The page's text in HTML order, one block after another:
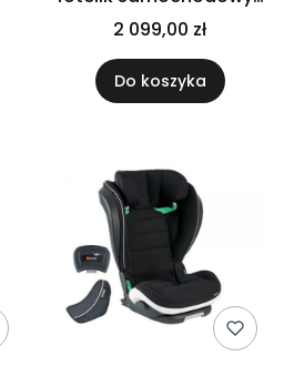
6m - 22 kg | Antracyt
Mesh
2 099,00 zł
Do koszyka